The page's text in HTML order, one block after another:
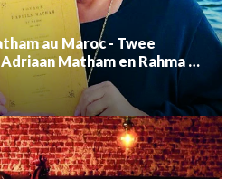
au Maroc - Twee
Matham en Rahma el